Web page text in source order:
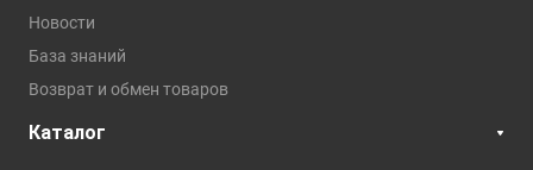
Новости
База знаний
Возврат и обмен товаров
Каталог